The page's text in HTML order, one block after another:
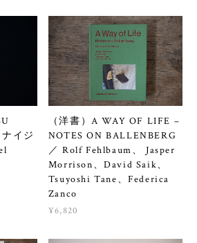
イジ
（洋書）A WAY OF LIFE –
NOTES ON BALLENBERG
／ Rolf Fehlbaum、 Jasper
Morrison、David Saik、
Tsuyoshi Tane、Federica
Zanco
¥6,820